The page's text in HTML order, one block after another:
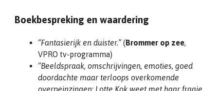
Boekbespreking en waardering
“Fantasierijk en duister.”(Brommer op zee,
VPRO tv-programma)
“Beeldspraak, omschrijvingen, emoties, goed
doordachte maar terloops overkomende
overpeinzingen; Lotte Kok weet met haar fraaie